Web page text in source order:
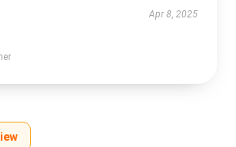
Apr 8, 2025